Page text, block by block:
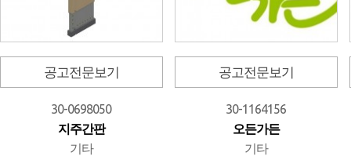
공고전문보기
30-0698050
지주간판
기타
공고전문보기
30-1164156
오든가든
기타